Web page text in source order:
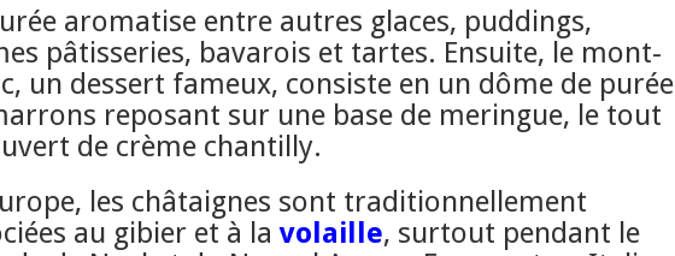
aromatise entre autres glaces, puddings,
pâtisseries, bavarois et tartes. Ensuite, le mont-
un dessert fameux, consiste en un dôme de purée
reposant sur une base de meringue, le tout
de crème chantilly.
les châtaignes sont traditionnellement
au gibier et à lavolaille, surtout pendant le